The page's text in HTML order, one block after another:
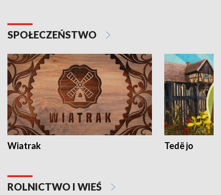
SPOŁECZEŃSTWO
Wiatrak Tedë jo
ROLNICTWO I WIEŚ